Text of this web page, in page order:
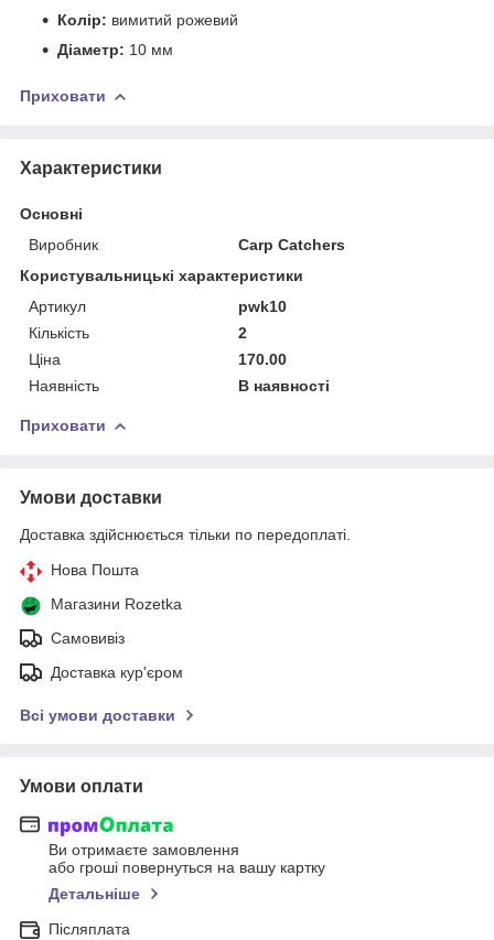
Колір: вимитий рожевий
Діаметр: 10 мм
Приховати
Характеристики
Основні
Виробник
Carp Catchers
Користувальницькі характеристики
Артикул
pwk10
Кількість
2
Ціна
170.00
Наявність
В наявності
Приховати
Умови доставки
Доставка здійснюється тільки по передоплаті.
Нова Пошта
Магазини Rozetka
Самовивіз
Доставка кур'єром
Всі умови доставки
Умови оплати
Ви отримаєте замовлення
або гроші повернуться на вашу картку
Детальніше
Післяплата